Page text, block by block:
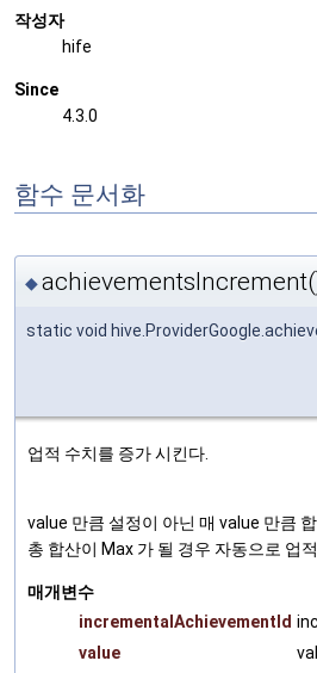
작성자
hife
Since
4.3.0
함수 문서화
◆
static void
업적 수치를 증가 시킨다.
value 만큼 설정이 아닌 매 value 만큼
총 합산이 Max 가 될 경우 자동으로 업
매개변수
incrementalAchievementId
value